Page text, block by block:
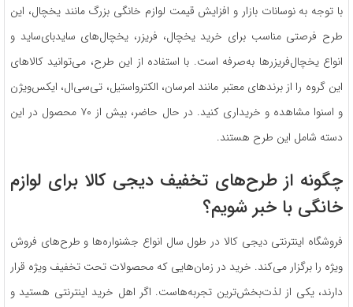
با توجه به نوسانات بازار و افزایش قیمت لوازم خانگی بزرگ مانند یخچال، این
طرح فرصتی مناسب برای خرید یخچال، فریزر، یخچال‌های سایدبای‌ساید و
انواع یخچال‌فریزرها به‌صرفه است. با استفاده از این طرح، می‌توانید کالاهای
این گروه را از برندهای معتبر مانند امرسان، الکترواستیل، تی‌سی‌ال، ایکس‌ویژن
و اسنوا مشاهده و خریداری کنید. در حال حاضر، بیش از ۷۰ محصول در این
دسته شامل این طرح هستند.
چگونه از طرح‌های تخفیف دیجی کالا برای لوازم
خانگی با خبر شویم؟
فروشگاه اینترنتی دیجی کالا در طول سال انواع جشنواره‌ها و طرح‌های فروش
ویژه را برگزار می‌کند. خرید در زمان‌هایی که محصولات تحت تخفیف ویژه قرار
دارند، یکی از لذت‌بخش‌ترین تجربه‌هاست. اگر اهل خرید اینترنتی هستید و